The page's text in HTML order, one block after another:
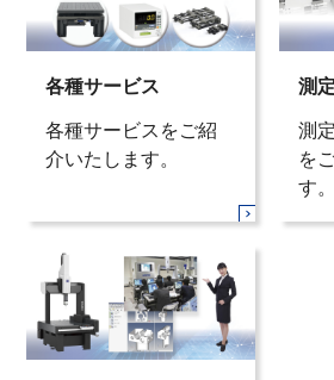
各種サービス
各種サービスをご紹
介いたします。
測
測
を
す。